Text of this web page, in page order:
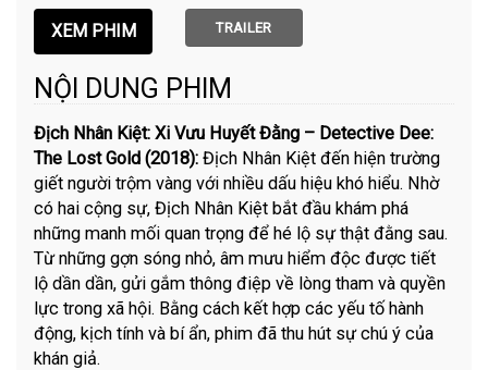
TRAILER
NỘI DUNG PHIM
Địch Nhân Kiệt: Xi Vưu Huyết Đằng – Detective Dee:
The Lost Gold (2018):Địch Nhân Kiệt đến hiện trường
giết người trộm vàng với nhiều dấu hiệu khó hiểu. Nhờ
có hai cộng sự, Địch Nhân Kiệt bắt đầu khám phá
những manh mối quan trọng để hé lộ sự thật đằng sau.
Từ những gợn sóng nhỏ, âm mưu hiểm độc được tiết
lộ dần dần, gửi gắm thông điệp về lòng tham và quyền
lực trong xã hội. Bằng cách kết hợp các yếu tố hành
động, kịch tính và bí ẩn, phim đã thu hút sự chú ý của
khán giả.